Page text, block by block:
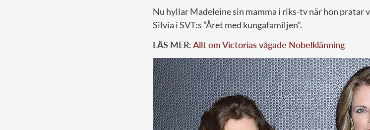
Nu hyllar Madeleine sin mamma i riks-tv när hon pratar
Silvia i SVT:s ”Året med kungafamiljen”.
LÄS MER:Allt om Victorias vågade Nobelklänning